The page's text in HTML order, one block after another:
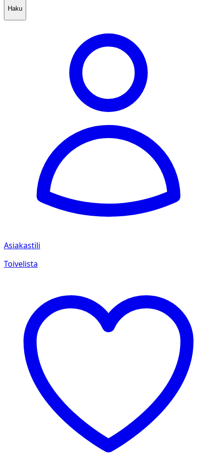
Haku
Asiakastili
Toivelista